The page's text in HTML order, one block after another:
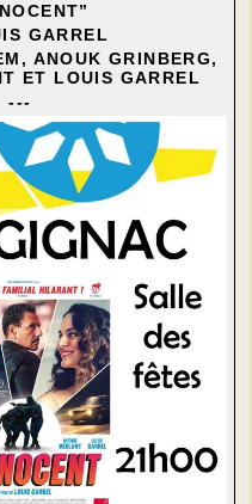
GARREL
ANOUK GRINBERG,
ET LOUIS GARREL
---